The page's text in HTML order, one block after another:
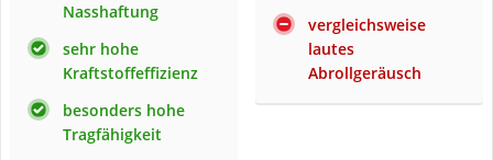
Nasshaftung
sehr hohe
Kraftstoffeffizienz
besonders hohe
Tragfähigkeit
vergleichsweise
lautes
Abrollgeräusch